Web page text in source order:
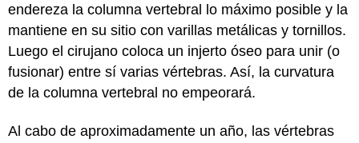
endereza la columna vertebral lo máximo posible y la
mantiene en su sitio con varillas metálicas y tornillos.
Luego el cirujano coloca un injerto óseo para unir (o
fusionar) entre sí varias vértebras. Así, la curvatura
de la columna vertebral no empeorará.
Al cabo de aproximadamente un año, las vértebras